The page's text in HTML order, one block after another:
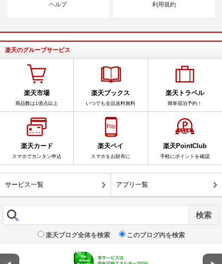
ヘルプ 利用規約
楽天のグループサービス
楽天市場
商品数は1億点以上
楽天ブックス
いつでも全品送料無料
楽天トラベル
簡単宿泊予約！
楽天カード
スマホでカンタン申込
楽天ペイ
スマホをお財布に
楽天PointClub
手軽にポイントを確認
サービス一覧 アプリ一覧
楽天ブログ全体を検索 このブログ内を検索